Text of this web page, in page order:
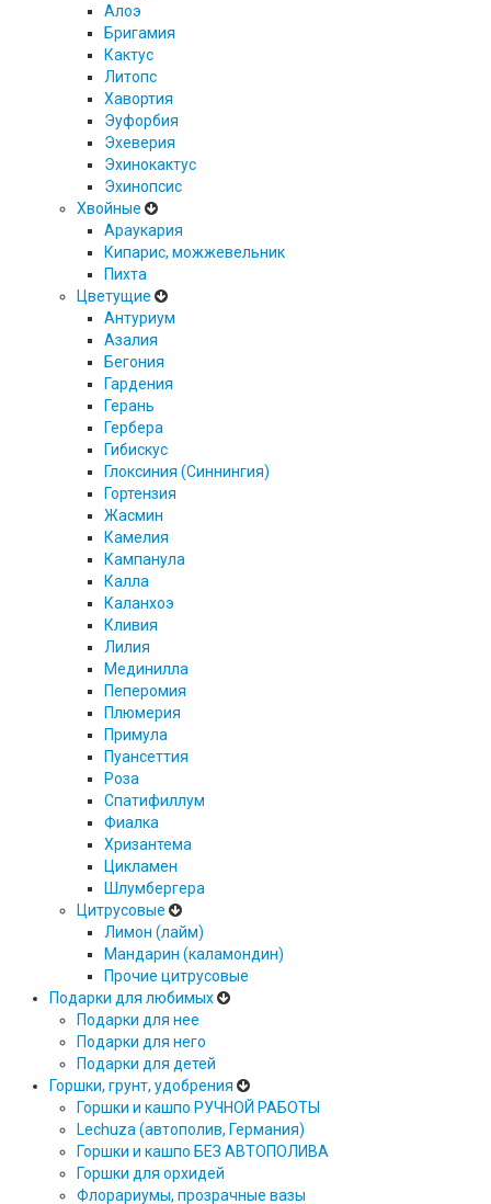
Алоэ
Бригамия
Кактус
Литопс
Хавортия
Эуфорбия
Эхеверия
Эхинокактус
Эхинопсис
Хвойные
Араукария
Кипарис, можжевельник
Пихта
Цветущие
Антуриум
Азалия
Бегония
Гардения
Герань
Гербера
Гибискус
Глоксиния (Синнингия)
Гортензия
Жасмин
Камелия
Кампанула
Калла
Каланхоэ
Кливия
Лилия
Мединилла
Пеперомия
Плюмерия
Примула
Пуансеттия
Роза
Спатифиллум
Фиалка
Хризантема
Цикламен
Шлумбергера
Цитрусовые
Лимон (лайм)
Мандарин (каламондин)
Прочие цитрусовые
Подарки для любимых
Подарки для нее
Подарки для него
Подарки для детей
Горшки, грунт, удобрения
Горшки и кашпо РУЧНОЙ РАБОТЫ
Lechuza (автополив, Германия)
Горшки и кашпо БЕЗ АВТОПОЛИВА
Горшки для орхидей
Флорариумы, прозрачные вазы